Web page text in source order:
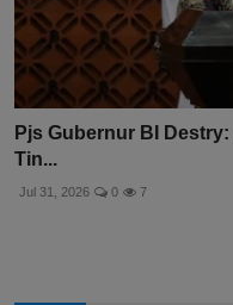
Pjs Gubernur BI
Tin...
Jul 31, 2026 0 7